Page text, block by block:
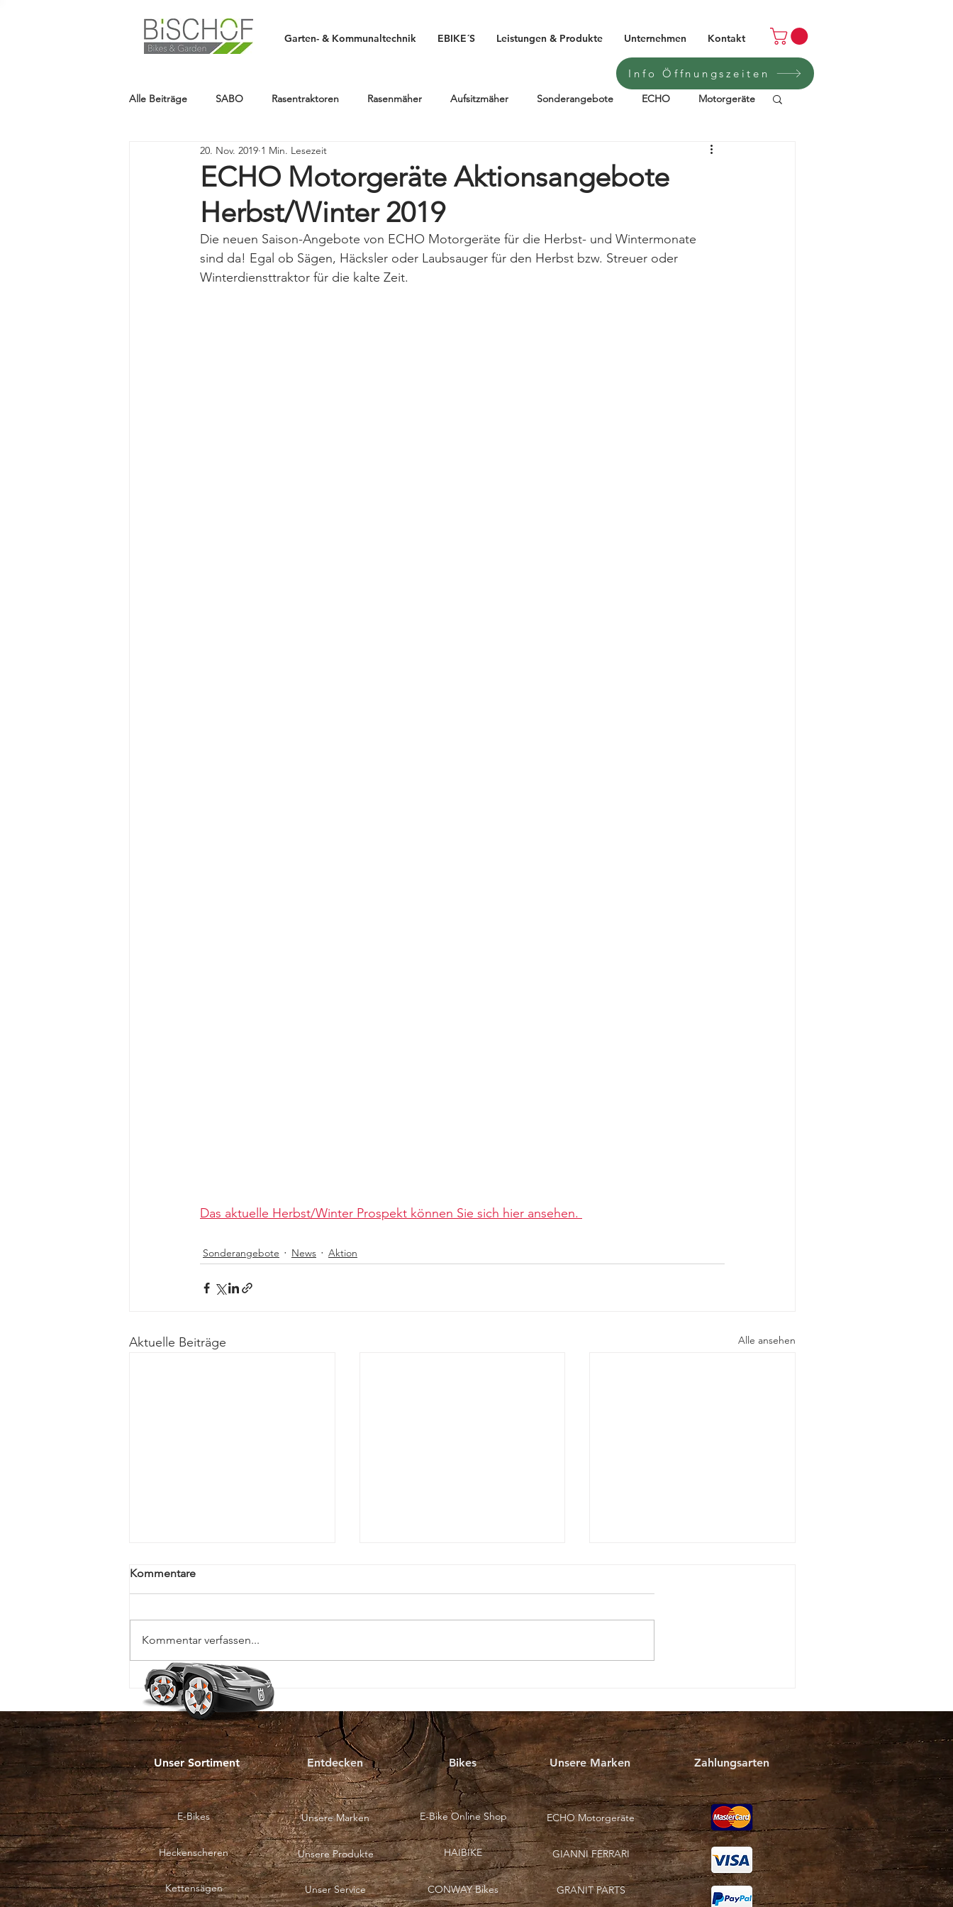
Garten- & Kommunaltechnik EBIKE´S Leistungen & Produkte Unternehmen Kontakt
Info Öffnungszeiten
Alle Beiträge SABO Rasentraktoren Rasenmäher Aufsitzmäher Sonderangebote ECHO Motorgeräte
HUSQVARNA Aktion HAIBIKE Automower
Mähroboter STIHL Kettensägen Forsttechnik
NEWS News Jobrad
ECHO Motorgeräte Aktionsangebote
Herbst/Winter 2019
20. Nov. 2019 1 Min. Lesezeit
Die neuen Saison-Angebote von ECHO Motorgeräte für die Herbst- und Wintermonate
sind da! Egal ob Sägen, Häcksler oder Laubsauger für den Herbst bzw. Streuer oder
Winterdiensttraktor für die kalte Zeit.
Das aktuelle Herbst/Winter Prospekt können Sie sich hier ansehen.
Sonderangebote News Aktion
Aktuelle Beiträge Alle ansehen
Husqvarna Umtauschaktion
2026
SPORTVEREINE
Kommentare
Kommentar verfassen...
Unser Sortiment Entdecken Bikes Unsere Marken
E-Bikes
Heckenscheren
Kettensägen
Unsere Marken
Unsere Produkte
Unser Service
E-Bike Online Shop
HAIBIKE
CONWAY Bikes
ECHO Motorgeräte
GIANNI FERRARI
GRANIT PARTS
Zahlungsarten